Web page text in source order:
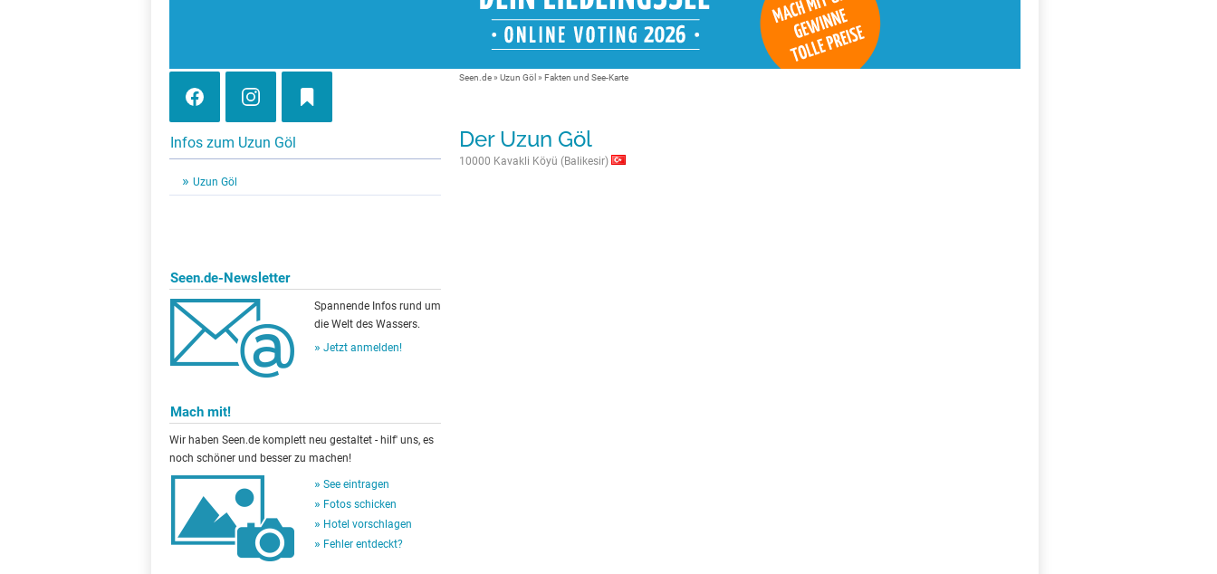
Infos zum Uzun Göl
Uzun Göl
Seen.de-Newsletter
Spannende Infos rund um
die Welt des Wassers.
Jetzt anmelden!
Mach mit!
Wir haben Seen.de komplett neu gestaltet - hilf' uns, es
noch schöner und besser zu machen!
See eintragen
Fotos schicken
Hotel vorschlagen
Fehler entdeckt?
Seen.de» Uzun Göl » Fakten und See-Karte
Der Uzun Göl
10000 Kavakli Köyü (Balikesir)